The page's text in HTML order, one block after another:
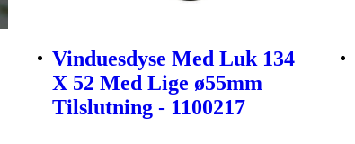
Vinduesdyse Med Luk 134
X 52 Med Lige ø55mm
Tilslutning - 1100217